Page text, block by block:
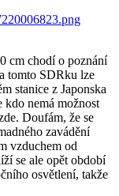
cm chodí o poznání
tomto SDRku lze
stanice z Japonska
kdo nemá možnost
Doufám, že se
zavádění
vzduchem od
se ale opět období
osvětlení, takže